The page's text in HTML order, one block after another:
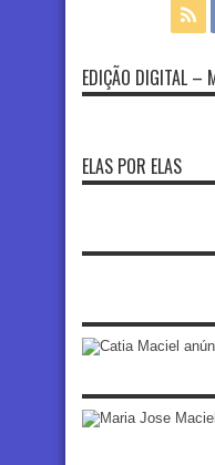
EDIÇÃO DIGITAL –
ELAS POR ELAS